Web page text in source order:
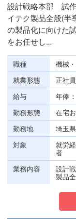
設計戦略本部 試
イテク製品全般(半
の製品化に向けた
をお任せし...
職種
機械
就業形態
正社員
給与
年俸
勤務形態
在宅
勤務地
埼玉
対象
就労
者
業務内容
設計
製品